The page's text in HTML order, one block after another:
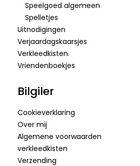
Speelgoed algemeen
Spelletjes
Uitnodigingen
Verjaardagskaarsjes
Verkleedkisten.
Vriendenboekjes
Bilgiler
Cookieverklaring
Over mij
Algemene voorwaarden
verkleedkisten
Verzending